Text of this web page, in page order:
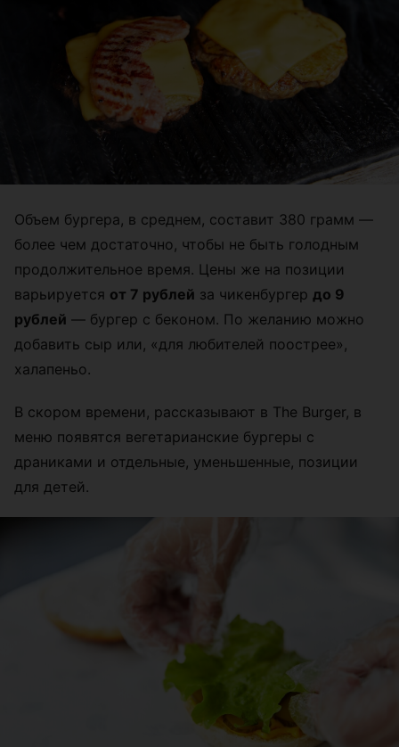
Объем бургера, в среднем, составит 380 грамм —
более чем достаточно, чтобы не быть голодным
продолжительное время. Цены же на позиции
варьируется от 7 рублей за чикенбургер до 9
рублей — бургер с беконом. По желанию можно
добавить сыр или, «для любителей поострее»,
халапеньо.
В скором времени, рассказывают в The Burger, в
меню появятся вегетарианские бургеры с
драниками и отдельные, уменьшенные, позиции
для детей.